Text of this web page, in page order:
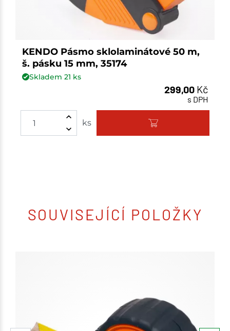
KENDO Pásmo sklolaminátové 50 m,
š. pásku 15 mm, 35174
Skladem 21 ks
299,00 Kč
s DPH
ks
SOUVISEJÍCÍ POLOŽKY